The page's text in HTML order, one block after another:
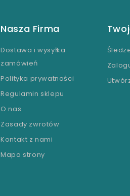
Nasza Firma
Dostawa i wysyłka
zamówień
Polityka prywatności
Regulamin sklepu
O nas
Zasady zwrotów
Kontakt z nami
Mapa strony